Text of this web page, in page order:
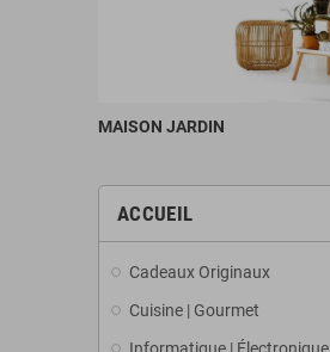
MAISON JARDIN
ACCUEIL
Cadeaux Originaux
Cuisine | Gourmet